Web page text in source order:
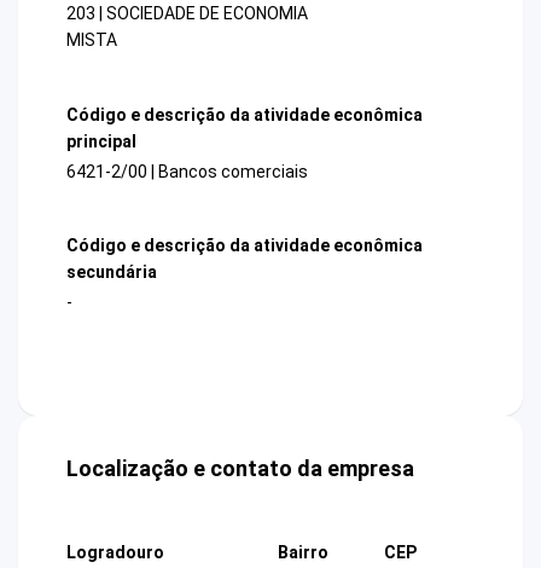
203 | SOCIEDADE DE ECONOMIA
MISTA
Código e descrição da atividade econômica
principal
6421-2/00 | Bancos comerciais
Código e descrição da atividade econômica
secundária
-
Localização e contato da empresa
Logradouro
Bairro
CEP